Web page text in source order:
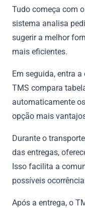
Tudo começa com
sistema analisa
sugerir a melhor
mais eficientes.
Em seguida, entra
TMS compara
automaticamente
opção mais
Durante o
das entregas,
Isso facilita a
possíveis
Após a entrega, o